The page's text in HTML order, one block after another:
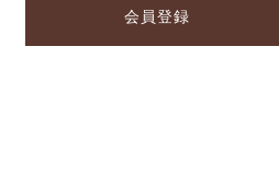
会員登録